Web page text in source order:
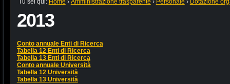
2013
Conto annuale Enti di Ricerca
Tabella 12 Enti di Ricerca
Tabella 13 Enti di Ricerca
Conto annuale Università
Tabella 12 Università
Tabella 13 Università